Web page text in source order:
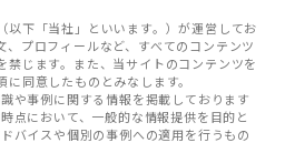
以下「当社」といいます。）が運営してお
、プロフィールなど、すべてのコンテンツ
禁じます。また、当サイトのコンテンツを
同意したものとみなします。
や事例に関する情報を掲載しております
点において、一般的な情報提供を目的と
バイスや個別の事例への適用を行うもの